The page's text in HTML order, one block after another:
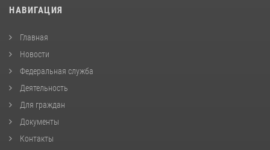
НАВИГАЦИЯ
Главная
Новости
Федеральная служба
Деятельность
Для граждан
Документы
Контакты